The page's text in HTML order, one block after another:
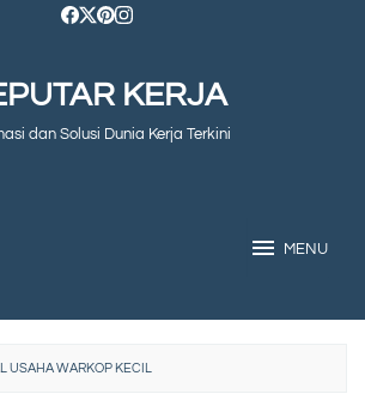
KERJA
dan Solusi Dunia Kerja Terkini
MENU
USAHA WARKOP KECIL